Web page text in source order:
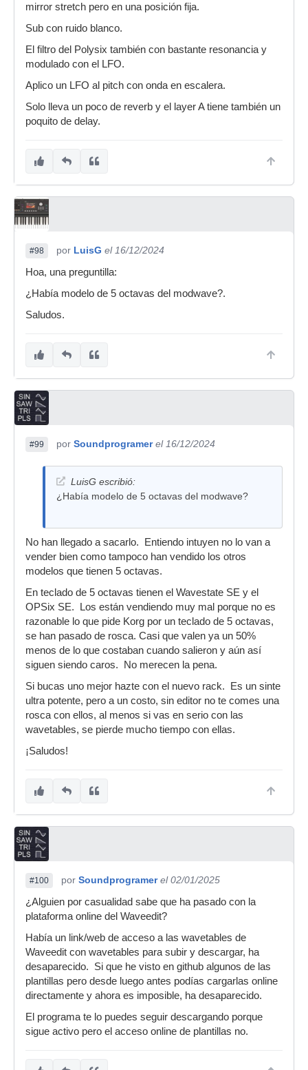
mirror stretch pero en una posición fija.
Sub con ruido blanco.
El filtro del Polysix también con bastante resonancia y
modulado con el LFO.
Aplico un LFO al pitch con onda en escalera.
Solo lleva un poco de reverb y el layer A tiene también un
poquito de delay.
#98 por LuisG el 16/12/2024
Hoa, una preguntilla:
¿Había modelo de 5 octavas del modwave?.
Saludos.
#99 por Soundprogramer el 16/12/2024
LuisG escribió:
¿Había modelo de 5 octavas del modwave?
No han llegado a sacarlo. Entiendo intuyen no lo van a
vender bien como tampoco han vendido los otros
modelos que tienen 5 octavas.
En teclado de 5 octavas tienen el Wavestate SE y el
OPSix SE. Los están vendiendo muy mal porque no es
razonable lo que pide Korg por un teclado de 5 octavas,
se han pasado de rosca. Casi que valen ya un 50%
menos de lo que costaban cuando salieron y aún así
siguen siendo caros. No merecen la pena.
Si bucas uno mejor hazte con el nuevo rack. Es un sinte
ultra potente, pero a un costo, sin editor no te comes una
rosca con ellos, al menos si vas en serio con las
wavetables, se pierde mucho tiempo con ellas.
¡Saludos!
#100 por Soundprogramer el 02/01/2025
¿Alguien por casualidad sabe que ha pasado con la
plataforma online del Waveedit?
Había un link/web de acceso a las wavetables de
Waveedit con wavetables para subir y descargar, ha
desaparecido. Si que he visto en github algunos de las
plantillas pero desde luego antes podías cargarlas online
directamente y ahora es imposible, ha desaparecido.
El programa te lo puedes seguir descargando porque
sigue activo pero el acceso online de plantillas no.